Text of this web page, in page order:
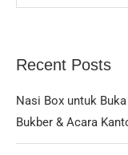
Recent Posts
Nasi Box untuk
Bukber & Acara